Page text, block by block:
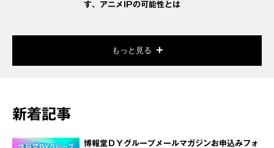
す、アニメIPの可能性とは
もっと見る
新着記事
博報堂ＤＹグループメールマガジンお申込みフォ